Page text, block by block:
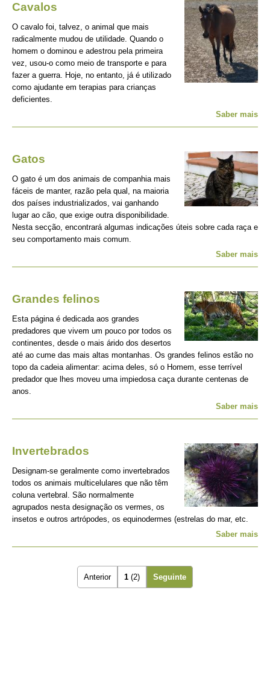
Cavalos
O cavalo foi, talvez, o animal que mais
radicalmente mudou de utilidade. Quando o
homem o dominou e adestrou pela primeira
vez, usou-o como meio de transporte e para
fazer a guerra. Hoje, no entanto, já é utilizado
como ajudante em terapias para crianças
deficientes.
Saber mais
Gatos
O gato é um dos animais de companhia mais
fáceis de manter, razão pela qual, na maioria
dos países industrializados, vai ganhando
lugar ao cão, que exige outra disponibilidade.
Nesta secção, encontrará algumas indicações úteis sobre cada raça e
seu comportamento mais comum.
Saber mais
Grandes felinos
Esta página é dedicada aos grandes
predadores que vivem um pouco por todos os
continentes, desde o mais árido dos desertos
até ao cume das mais altas montanhas. Os grandes felinos estão no
topo da cadeia alimentar: acima deles, só o Homem, esse terrível
predador que lhes moveu uma impiedosa caça durante centenas de
anos.
Saber mais
Invertebrados
Designam-se geralmente como invertebrados
todos os animais multicelulares que não têm
coluna vertebral. São normalmente
agrupados nesta designação os vermes, os
insetos e outros artrópodes, os equinodermes (estrelas do mar, etc.
Saber mais
Anterior 1 (2) Seguinte